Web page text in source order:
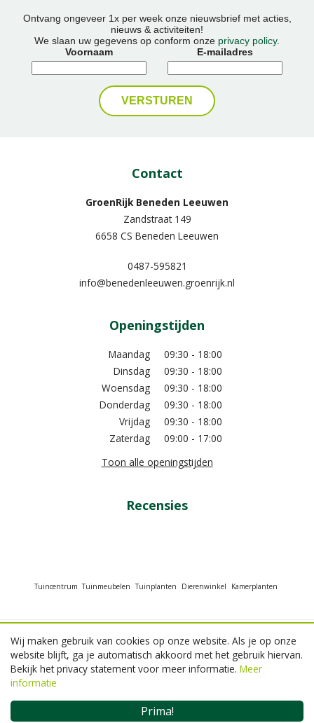
Ontvang ongeveer 1x per week onze nieuwsbrief met acties,
nieuws & activiteiten!
We slaan uw gegevens op conform onze privacy policy.
Voornaam
E-mailadres
Contact
GroenRijk Beneden Leeuwen​
Zandstraat 149
6658 CS Beneden Leeuwen
0487-595821
info@benedenleeuwen.groenrijk.nl
Openingstijden
Maandag
09:30 - 18:00
Dinsdag
09:30 - 18:00
Woensdag
09:30 - 18:00
Donderdag
09:30 - 18:00
Vrijdag
09:30 - 18:00
Zaterdag
09:00 - 17:00
Toon alle openingstijden
Recensies
Tuincentrum Tuinmeubelen Tuinplanten Dierenwinkel Kamerplanten
© GroenRijk Beneden Leeuwen
Green Solutions
Prima!
Wij maken gebruik van cookies op onze website. Als je op onze
website blijft, ga je automatisch akkoord met het gebruik hiervan.
Bekijk het privacy statement voor meer informatie. Meer
informatie